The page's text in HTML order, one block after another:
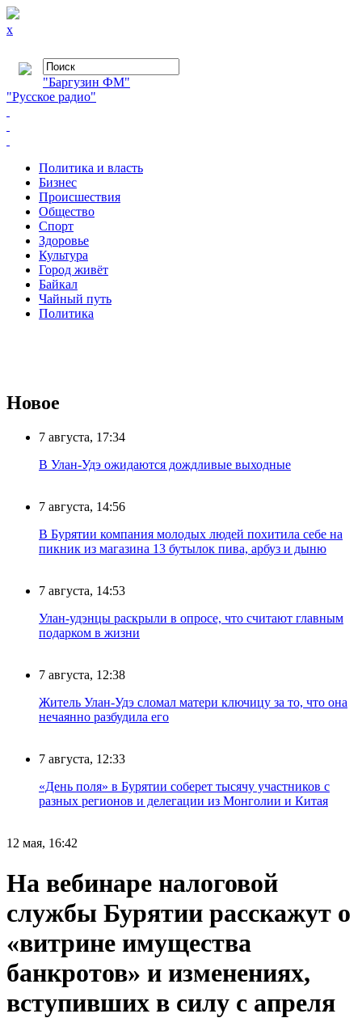
x
"Баргузин ФМ"
"Русское радио"
Политика и власть
Бизнес
Происшествия
Общество
Cпорт
Здоровье
Культура
Город живёт
Байкал
Чайный путь
Политика
Новое
7 августа, 17:34
В Улан-Удэ ожидаются дождливые выходные
7 августа, 14:56
В Бурятии компания молодых людей похитила себе на
пикник из магазина 13 бутылок пива, арбуз и дыню
7 августа, 14:53
Улан-удэнцы раскрыли в опросе, что считают главным
подарком в жизни
7 августа, 12:38
Житель Улан-Удэ сломал матери ключицу за то, что она
нечаянно разбудила его
7 августа, 12:33
«День поля» в Бурятии соберет тысячу участников с
разных регионов и делегации из Монголии и Китая
12 мая, 16:42
На вебинаре налоговой
службы Бурятии расскажут о
«витрине имущества
банкротов» и изменениях,
вступивших в силу с апреля